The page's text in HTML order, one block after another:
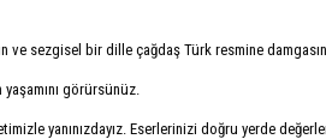
ve sezgisel bir dille çağdaş Türk resmine
görürsünüz.
yanınızdayız. Eserlerinizi doğru yerde